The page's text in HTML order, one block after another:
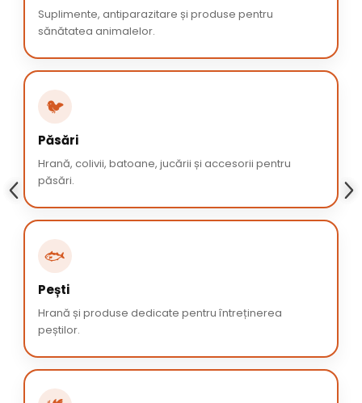
Suplimente, antiparazitare și produse pentru
sănătatea animalelor.
🐦
Păsări
Hrană, colivii, batoane, jucării și accesorii pentru
păsări.
🐟
Pești
Hrană și produse dedicate pentru întreținerea
peștilor.